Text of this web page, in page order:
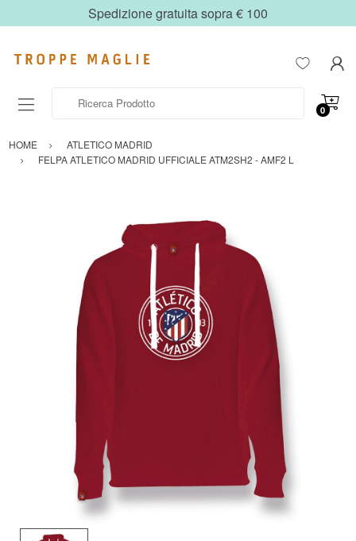
Spedizione gratuita sopra € 100
0
HOME
ATLETICO MADRID
FELPA ATLETICO MADRID UFFICIALE ATM2SH2 - AMF2 L